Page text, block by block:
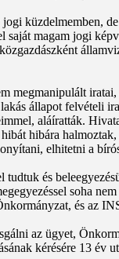
küzdelmemben,
saját magam jogi
megmanipulált
állapot felvételi
aláíratták.
hibára
elhitetni a
és
soha
és az
az ügyet,
kérésére 13 év